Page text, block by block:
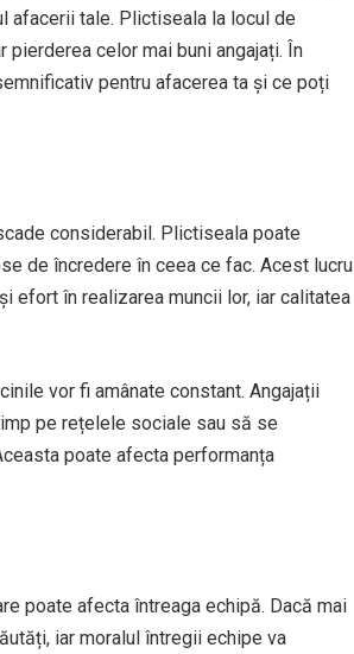
afacerii tale. Plictiseala la locul de
celor mai buni angajați. În
pentru afacerea ta și ce poți
considerabil. Plictiseala poate
de încredere în ceea ce fac. Acest lucru
efort în realizarea muncii lor, iar calitatea
vor fi amânate constant. Angajații
pe rețelele sociale sau să se
poate afecta performanța
poate afecta întreaga echipă. Dacă mai
iar moralul întregii echipe va